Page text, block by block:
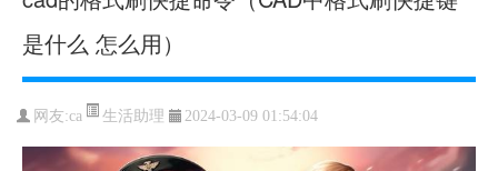
是什么 怎么用）
网友:ca 生活助理 2024-03-09 01:54:04